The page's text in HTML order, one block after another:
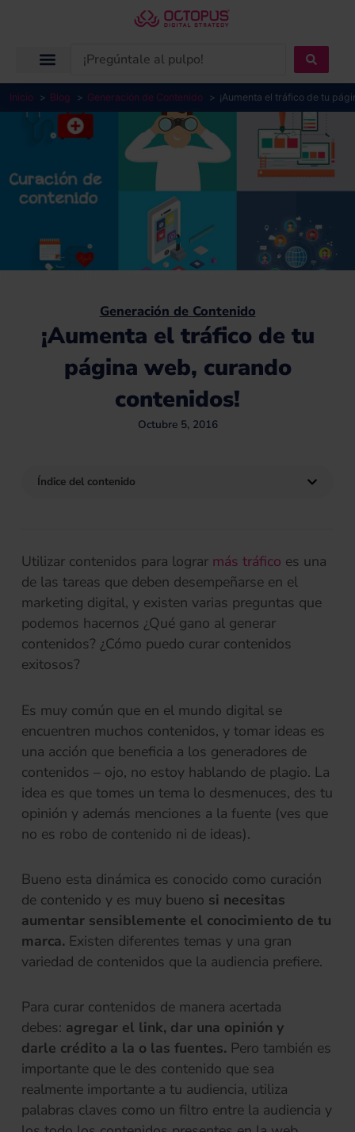
Search
Inicio Blog Generación de Contenido ¡Aumenta el tráfico de tu
Generación de Contenido
¡Aumenta el tráfico de tu
página web, curando
contenidos!
Octubre 5, 2016
Índice del contenido
Utilizar contenidos para lograr más tráfico es una
de las tareas que deben desempeñarse en el
marketing digital, y existen varias preguntas que
podemos hacernos ¿Qué gano al generar
contenidos? ¿Cómo puedo curar contenidos
exitosos?
Es muy común que en el mundo digital se
encuentren muchos contenidos, y tomar ideas es
una acción que beneficia a los generadores de
contenidos – ojo, no estoy hablando de plagio. La
idea es que tomes un tema lo desmenuces, des tu
opinión y además menciones a la fuente (ves que
no es robo de contenido ni de ideas).
Bueno esta dinámica es conocido como curación
de contenido y es muy bueno si necesitas
aumentar sensiblemente el conocimiento de tu
marca. Existen diferentes temas y una gran
variedad de contenidos que la audiencia prefiere.
Para curar contenidos de manera acertada
debes: agregar el link, dar una opinión y
darle crédito a la o las fuentes. Pero también es
importante que le des contenido que sea
realmente importante a tu audiencia, utiliza
palabras claves como un filtro entre la audiencia y